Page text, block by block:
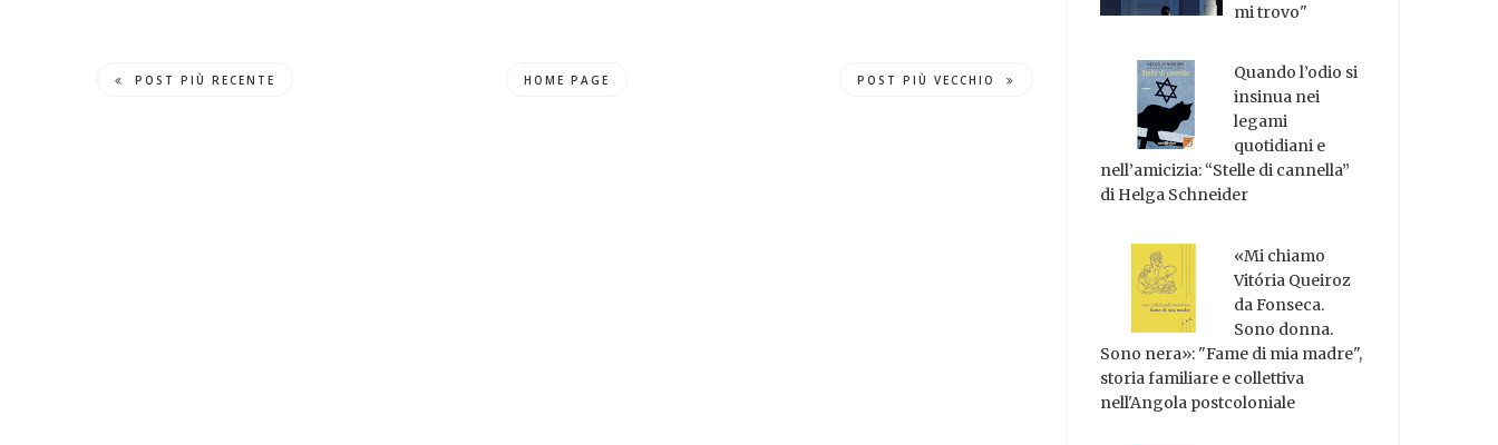
POST PIÙ RECENTE HOME PAGE POST PIÙ VECCHIO
mi trovo"
Quando l’odio si
insinua nei
legami
quotidiani e
nell’amicizia: “Stelle di cannella”
di Helga Schneider
«Mi chiamo
Vitória Queiroz
da Fonseca.
Sono donna.
Sono nera»: "Fame di mia madre",
storia familiare e collettiva
nell'Angola postcoloniale